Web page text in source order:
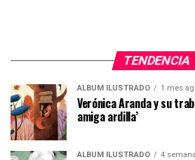
TENDENCIA
ÁLBUM ILUSTRADO 1 mes
Verónica Aranda y su
amiga ardilla’
ÁLBUM ILUSTRADO 4